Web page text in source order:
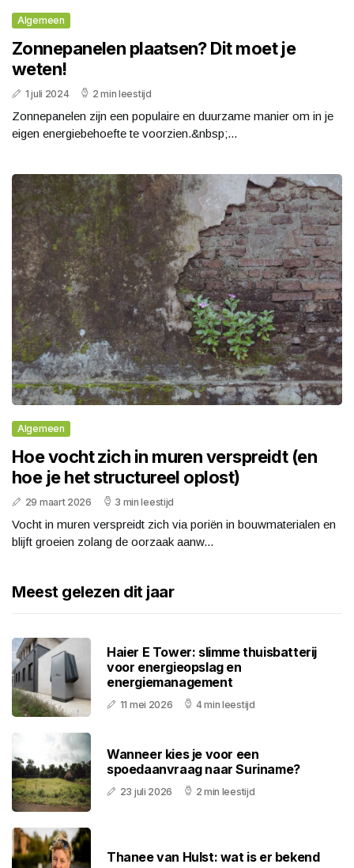
Algemeen
Zonnepanelen plaatsen? Dit moet je
weten!
1 juli 2024 2 min leestijd
Zonnepanelen zijn een populaire en duurzame manier om in je
eigen energiebehoefte te voorzien.&nbsp;...
Algemeen
Hoe vocht zich in muren verspreidt (en
hoe je het structureel oplost)
29 maart 2026 3 min leestijd
Vocht in muren verspreidt zich via poriën in bouwmaterialen en
blijft groeien zolang de oorzaak aanw...
Meest gelezen dit jaar
Haier E Tower: slimme thuisbatterij
voor energieopslag en
energiemanagement
11 mei 2026 4 min leestijd
Wanneer kies je voor een
spoedaanvraag naar Suriname?
23 juli 2026 2 min leestijd
Thanee van Hulst: wat is er bekend